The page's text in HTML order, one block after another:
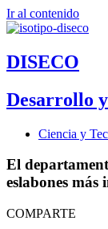
Ir al contenido
DISECO
Desarrollo
Ciencia y
El
eslabones más
COMPARTE